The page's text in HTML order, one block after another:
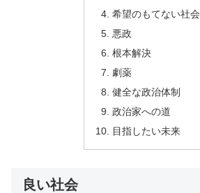
希望のもてない社会
悪政
根本解決
劇薬
健全な政治体制
政治家への道
目指したい未来
良い社会